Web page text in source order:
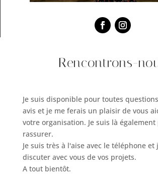
Rencontrons-
Je suis disponible pour toutes
avis et je me ferais un plaisir de vous
votre organisation. Je suis là également
rassurer.
Je suis très à l'aise avec le téléphone et
discuter avec vous de vos projets.
A tout bientôt.